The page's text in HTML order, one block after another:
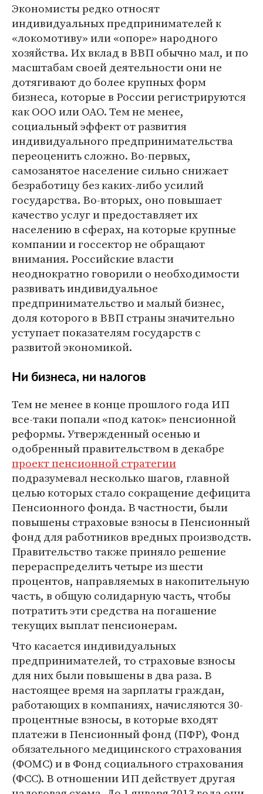
Экономисты редко относят
индивидуальных предпринимателей к
«локомотиву» или «опоре» народного
хозяйства. Их вклад в ВВП обычно мал, и по
масштабам своей деятельности они не
дотягивают до более крупных форм
бизнеса, которые в России регистрируются
как ООО или ОАО. Тем не менее,
социальный эффект от развития
индивидуального предпринимательства
переоценить сложно. Во-первых,
самозанятое население сильно снижает
безработицу без каких-либо усилий
государства. Во-вторых, оно повышает
качество услуг и предоставляет их
населению в сферах, на которые крупные
компании и госсектор не обращают
внимания. Российские власти
неоднократно говорили о необходимости
развивать индивидуальное
предпринимательство и малый бизнес,
доля которого в ВВП страны значительно
уступает показателям государств с
развитой экономикой.
Ни бизнеса, ни налогов
Тем не менее в конце прошлого года ИП
все-таки попали «под каток» пенсионной
реформы. Утвержденный осенью и
одобренный правительством в декабре
проект пенсионной стратегии
подразумевал несколько шагов, главной
целью которых стало сокращение дефицита
Пенсионного фонда. В частности, были
повышены страховые взносы в Пенсионный
фонд для работников вредных производств.
Правительство также приняло решение
перераспределить четыре из шести
процентов, направляемых в накопительную
часть, в общую солидарную часть, чтобы
потратить эти средства на погашение
текущих выплат пенсионерам.
Что касается индивидуальных
предпринимателей, то страховые взносы
для них были повышены в два раза. В
настоящее время на зарплаты граждан,
работающих в компаниях, начисляются 30-
процентные взносы, в которые входят
платежи в Пенсионный фонд (ПФР), Фонд
обязательного медицинского страхования
(ФОМС) и в Фонд социального страхования
(ФСС). В отношении ИП действует другая